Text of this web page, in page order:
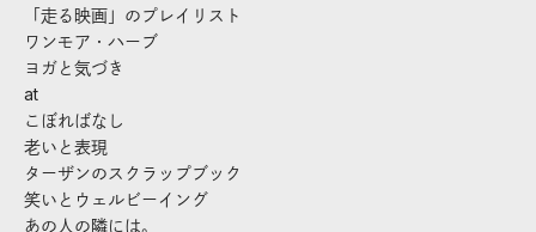
「走る映画」のプレイリスト
ワンモア・ハーブ
ヨガと気づき
at
こぼればなし
老いと表現
ターザンのスクラップブック
笑いとウェルビーイング
あの人の隣には。